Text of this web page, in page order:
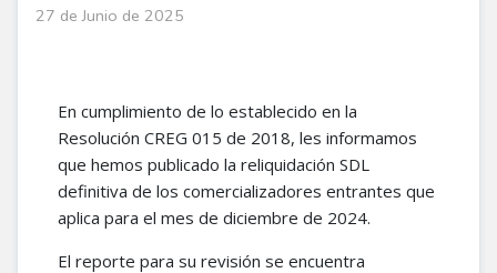
27 de Junio de 2025
En cumplimiento de lo establecido en la
Resolución CREG 015 de 2018, les informamos
que hemos publicado la reliquidación SDL
definitiva de los comercializadores entrantes que
aplica para el mes de diciembre de 2024.
El reporte para su revisión se encuentra